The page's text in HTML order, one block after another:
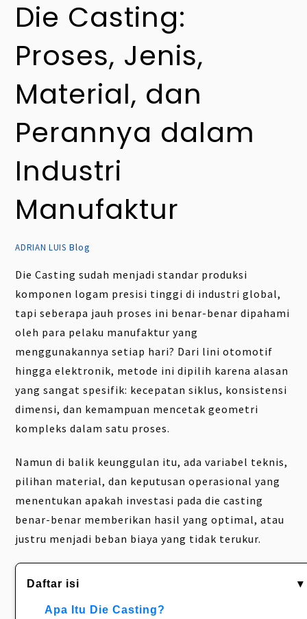
Die Casting:
Proses, Jenis,
Material, dan
Perannya dalam
Industri
Manufaktur
ADRIAN LUIS Blog
Die Casting sudah menjadi standar produksi
komponen logam presisi tinggi di industri global,
tapi seberapa jauh proses ini benar-benar dipahami
oleh para pelaku manufaktur yang
menggunakannya setiap hari? Dari lini otomotif
hingga elektronik, metode ini dipilih karena alasan
yang sangat spesifik: kecepatan siklus, konsistensi
dimensi, dan kemampuan mencetak geometri
kompleks dalam satu proses.
Namun di balik keunggulan itu, ada variabel teknis,
pilihan material, dan keputusan operasional yang
menentukan apakah investasi pada die casting
benar-benar memberikan hasil yang optimal, atau
justru menjadi beban biaya yang tidak terukur.
Daftar isi ▾
Apa Itu Die Casting?